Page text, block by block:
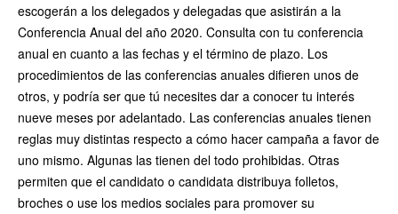
escogerán a los delegados y delegadas que asistirán a la
Conferencia Anual del año 2020. Consulta con tu conferencia
anual en cuanto a las fechas y el término de plazo. Los
procedimientos de las conferencias anuales difieren unos de
otros, y podría ser que tú necesites dar a conocer tu interés
nueve meses por adelantado. Las conferencias anuales tienen
reglas muy distintas respecto a cómo hacer campaña a favor de
uno mismo. Algunas las tienen del todo prohibidas. Otras
permiten que el candidato o candidata distribuya folletos,
broches o use los medios sociales para promover su